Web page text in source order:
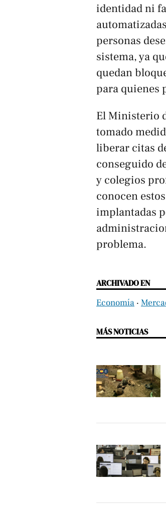
identidad ni
personas
sistema, ya
quedan
para quienes
El Ministerio
tomado
liberar citas
conseguido
y colegios
conocen
implantadas
problema.​
ARCHIVADO EN
Economía ‧
MÁS NOTICIAS